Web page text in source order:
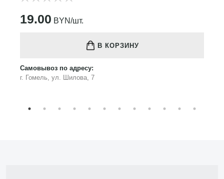
19.00 BYN/шт.
В КОРЗИНУ
Самовывоз по адресу:
г. Гомель, ул. Шилова, 7